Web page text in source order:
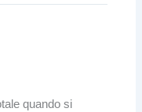
quando si